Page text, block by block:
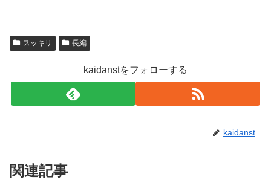
スッキリ 長編
kaidanstをフォローする
kaidanst
関連記事